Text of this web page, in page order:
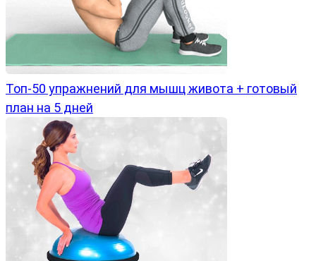
Топ-50 упражнений для мышц живота + готовый
план на 5 дней